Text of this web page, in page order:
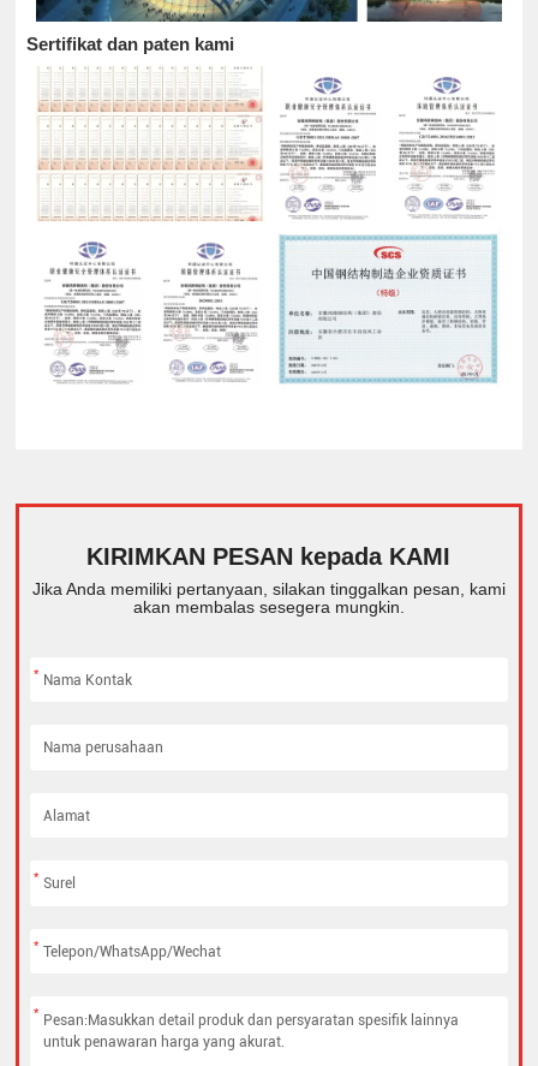
Sertifikat dan paten kami
KIRIMKAN PESAN kepada KAMI
Jika Anda memiliki pertanyaan, silakan tinggalkan pesan, kami
akan membalas sesegera mungkin.
*
*
*
*